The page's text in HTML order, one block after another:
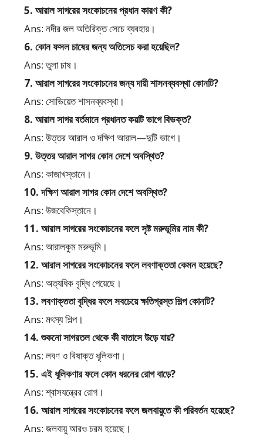
5. আরাল সাগরের সংকোচনের প্রধান কারণ কী?
Ans: নদীর জল অতিরিক্ত সেচে ব্যবহার।
6. কোন ফসল চাষের জন্য অতিসেচ করা হয়েছিল?
Ans: তুলা চাষ।
7. আরাল সাগরের সংকোচনের জন্য দায়ী শাসনব্যবস্থা কোনটি?
Ans: সোভিয়েত শাসনব্যবস্থা।
8. আরাল সাগর বর্তমানে প্রধানত কয়টি ভাগে বিভক্ত?
Ans: উত্তর আরাল ও দক্ষিণ আরাল—দুটি ভাগে।
9. উত্তর আরাল সাগর কোন দেশে অবস্থিত?
Ans: কাজাখস্তানে।
10. দক্ষিণ আরাল সাগর কোন দেশে অবস্থিত?
Ans: উজবেকিস্তানে।
11. আরাল সাগরের সংকোচনের ফলে সৃষ্ট মরুভূমির নাম কী?
Ans: আরালকুম মরুভূমি।
12. আরাল সাগরের সংকোচনের ফলে লবণাক্ততা কেমন হয়েছে?
Ans: অত্যধিক বৃদ্ধি পেয়েছে।
13. লবণাক্ততা বৃদ্ধির ফলে সবচেয়ে ক্ষতিগ্রস্ত শিল্প কোনটি?
Ans: মৎস্য শিল্প।
14. শুকনো সাগরতল থেকে কী বাতাসে উড়ে যায়?
Ans: লবণ ও বিষাক্ত ধূলিকণা।
15. এই ধূলিকণার ফলে কোন ধরনের রোগ বাড়ে?
Ans: শ্বাসযন্ত্রের রোগ।
16. আরাল সাগরের সংকোচনের ফলে জলবায়ুতে কী পরিবর্তন হয়েছে?
Ans: জলবায়ু আরও চরম হয়েছে।